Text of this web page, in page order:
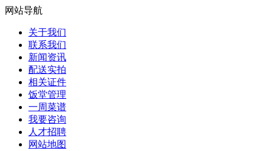
网站导航
关于我们
联系我们
新闻资讯
配送实拍
相关证件
饭堂管理
一周菜谱
我要咨询
人才招聘
网站地图